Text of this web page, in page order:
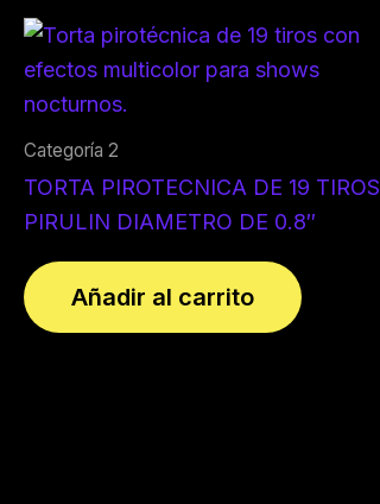
Categoría 2
TORTA PIROTECNICA DE 19 TIROS
PIRULIN DIAMETRO DE 0.8″
Añadir al carrito